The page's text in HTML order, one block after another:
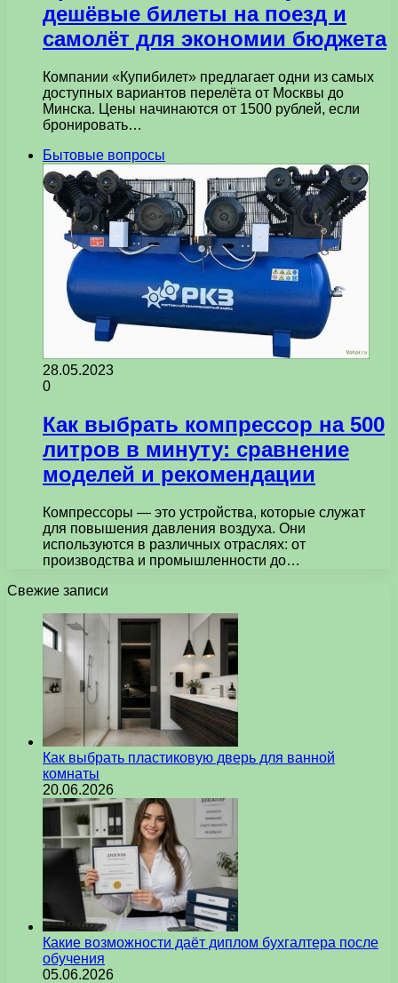
дешёвые билеты на поезд и
самолёт для экономии бюджета
Компании «Купибилет» предлагает одни из самых
доступных вариантов перелёта от Москвы до
Минска. Цены начинаются от 1500 рублей, если
бронировать…
Бытовые вопросы
28.05.2023
0
Как выбрать компрессор на 500
литров в минуту: сравнение
моделей и рекомендации
Компрессоры — это устройства, которые служат
для повышения давления воздуха. Они
используются в различных отраслях: от
производства и промышленности до…
Свежие записи
Как выбрать пластиковую дверь для ванной
комнаты
20.06.2026
Какие возможности даёт диплом бухгалтера после
обучения
05.06.2026